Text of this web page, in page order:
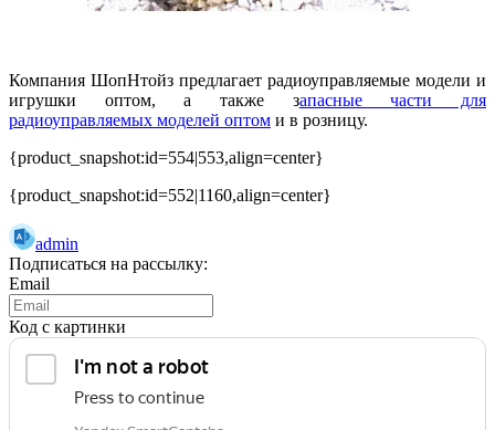
Компания ШопНтойз предлагает радиоуправляемые модели и
игрушки оптом, а также запасные части для
радиоуправляемых моделей оптом и в розницу.
{product_snapshot:id=554|553,align=center}
{product_snapshot:id=552|1160,align=center}
admin
Подписаться на рассылку:
Email
Код с картинки